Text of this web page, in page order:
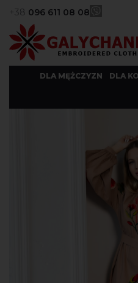
+38 096 611 08 08
DLA MĘŻCZYZN DLA